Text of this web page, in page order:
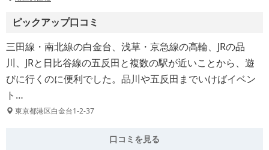
ピックアップ口コミ
三田線・南北線の白金台、浅草・京急線の高輪、JRの品
川、JRと日比谷線の五反田と複数の駅が近いことから、遊
びに行くのに便利でした。品川や五反田までいけばイベン
ト…
東京都港区白金台1-2-37
口コミを見る